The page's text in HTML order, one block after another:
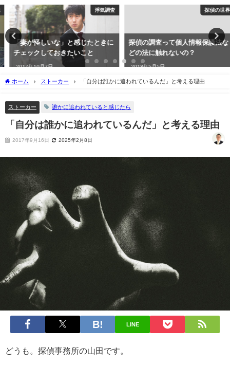
浮気調査
「妻が怪しいな」と感じたときに
チェックしておきたいこと
2017年10月7日
探偵の世界
探偵の調査って個人情報保護法な
どの法に触れないの？
2018年5月5日
ホーム ストーカー 「自分は誰かに追われているんだ」と考える理由
ストーカー 誰かに追われていると感じたら
「自分は誰かに追われているんだ」と考える理由
2017年9月16日 2025年2月8日
LINE
どうも。探偵事務所の山田です。